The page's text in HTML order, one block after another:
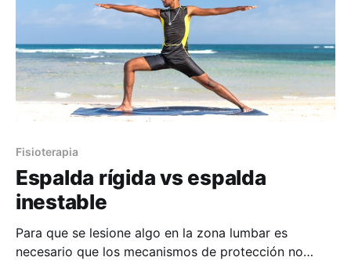
Fisioterapia
Espalda rígida vs espalda
inestable
Para que se lesione algo en la zona lumbar es
necesario que los mecanismos de protección no